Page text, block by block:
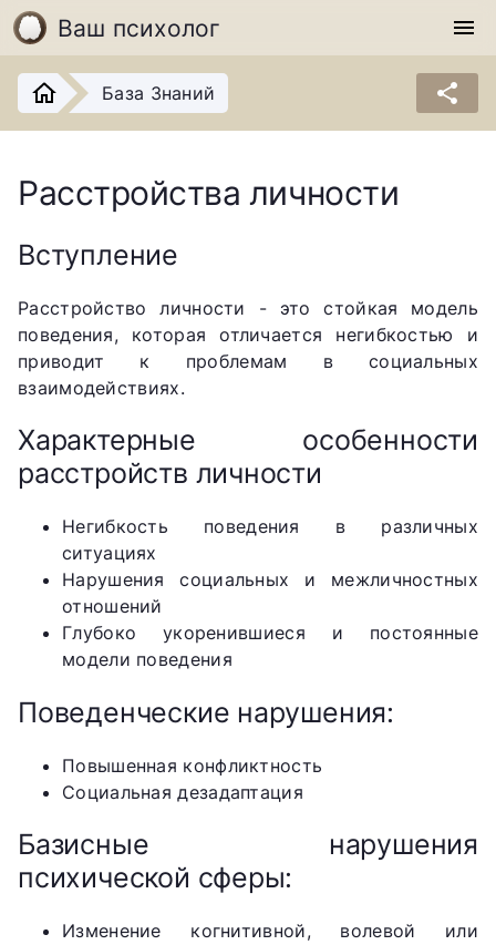
Ваш психолог menu
База Знаний share
Расстройства личности
Вступление
Расстройство личности - это стойкая модель
поведения, которая отличается негибкостью и
приводит к проблемам в социальных
взаимодействиях.
Характерные особенности
расстройств личности
Негибкость поведения в различных
ситуациях
Нарушения социальных и межличностных
отношений
Глубоко укоренившиеся и постоянные
модели поведения
Поведенческие нарушения:
Повышенная конфликтность
Социальная дезадаптация
Базисные нарушения
психической сферы:
Изменение когнитивной, волевой или